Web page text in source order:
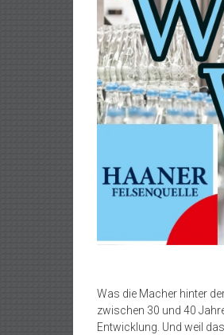
Was die Macher hinter
zwischen 30 und 40
Entwicklung. Und weil